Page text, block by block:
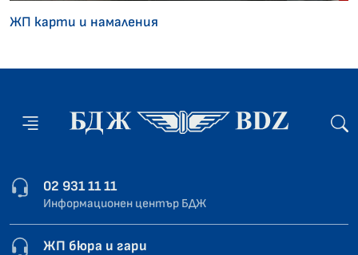
ЖП карти и намаления
02 931 11 11
Информационен център БДЖ
ЖП бюра и гари